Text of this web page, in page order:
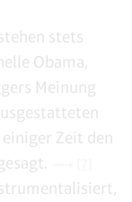
stets
Obama,
Meinung
Zeit den